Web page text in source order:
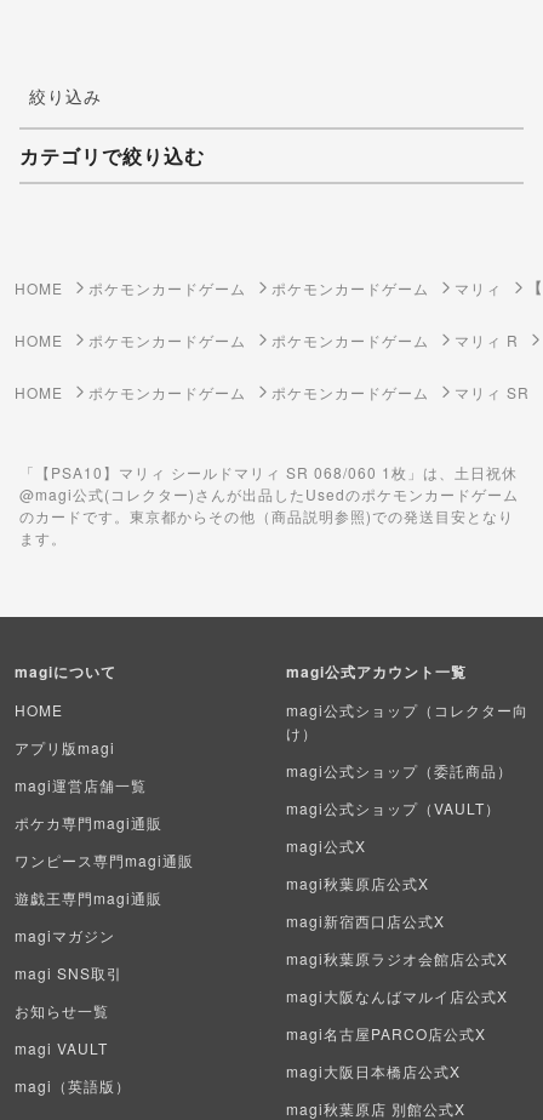
絞り込み
カテゴリで絞り込む
ポケカ（未開封BOX）
遊戯王（未開封BOX）
マジック：ザ・ギャザリング
ヴァイスシュヴァルツ
クリプトスペルズ
マイクリプトヒーローズ
デュエマクラシック
旧枠デュエマ
HOME ポケモンカードゲーム ポケモンカードゲーム マリィ
HOME ポケモンカードゲーム ポケモンカードゲーム マリィ R
HOME ポケモンカードゲーム ポケモンカードゲーム マリィ SR
「【PSA10】マリィ シールドマリィ SR 068/060 1枚」は、土日祝休
@magi公式(コレクター)さんが出品したUsedのポケモンカードゲーム
のカードです。東京都からその他（商品説明参照)での発送目安となり
ます。
magiについて
HOME
アプリ版magi
magi運営店舗一覧
ポケカ専門magi通販
ワンピース専門magi通販
遊戯王専門magi通販
magiマガジン
magi SNS取引
お知らせ一覧
magi VAULT
magi（英語版）
magi公式アカウント一覧
magi公式ショップ（コレクター向
け）
magi公式ショップ（委託商品）
magi公式ショップ（VAULT）
magi公式X
magi秋葉原店公式X
magi新宿西口店公式X
magi秋葉原ラジオ会館店公式X
magi大阪なんばマルイ店公式X
magi名古屋PARCO店公式X
magi大阪日本橋店公式X
magi秋葉原店 別館公式X